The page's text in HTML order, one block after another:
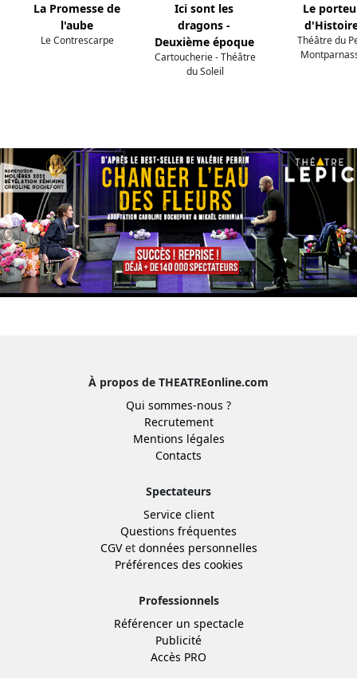
La Promesse de
l'aube
Le Contrescarpe
Ici sont les
dragons -
Deuxième époque
Cartoucherie - Théâtre
du Soleil
Le
Théâtre du
À propos de THEATREonline.com
Qui sommes-nous ?
Recrutement
Mentions légales
Contacts
Spectateurs
Service client
Questions fréquentes
CGVet données personnelles
Préférences des cookies
Professionnels
Référencer un spectacle
Publicité
Accès PRO